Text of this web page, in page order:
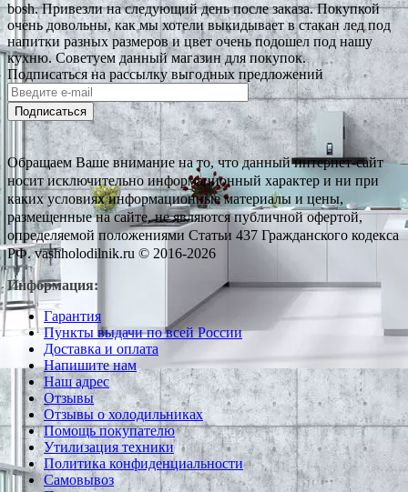
bosh. Привезли на следующий день после заказа. Покупкой
очень довольны, как мы хотели выкидывает в стакан лед под
напитки разных размеров и цвет очень подошел под нашу
кухню. Советуем данный магазин для покупок.
Подписаться на рассылку выгодных предложений
Подписаться
Обращаем Ваше внимание на то, что данный интернет-сайт
носит исключительно информационный характер и ни при
каких условиях информационные материалы и цены,
размещенные на сайте, не являются публичной офертой,
определяемой положениями Статьи 437 Гражданского кодекса
РФ. vashholodilnik.ru © 2016-2026
Информация:
Гарантия
Пункты выдачи по всей России
Доставка и оплата
Напишите нам
Наш адрес
Отзывы
Отзывы о холодильниках
Помощь покупателю
Утилизация техники
Политика конфиденциальности
Самовывоз